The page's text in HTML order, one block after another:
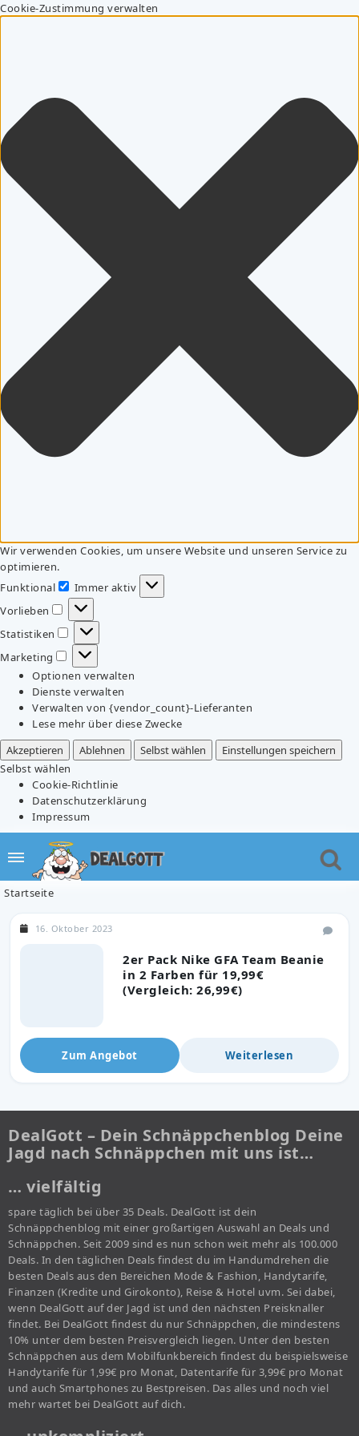
Cookie-Zustimmung verwalten
Wir verwenden Cookies, um unsere Website und unseren Service zu
optimieren.
Funktional
Funktional
Immer aktiv
Vorlieben
Vorlieben
Statistiken
Statistiken
Marketing
Marketing
Optionen verwalten
Dienste verwalten
Verwalten von {vendor_count}-Lieferanten
Lese mehr über diese Zwecke
Akzeptieren
Ablehnen Selbst wählen
Einstellungen speichern
Selbst wählen
Cookie-Richtlinie
Datenschutzerklärung
Impressum
Startseite
2er Pack Nike GFA Team Beanie
in 2 Farben für 19,99€
(Vergleich: 26,99€)
16. Oktober 2023
Zum Angebot Weiterlesen
DealGott – Dein Schnäppchenblog Deine
Jagd nach Schnäppchen mit uns ist…
… vielfältig
spare täglich bei über 35 Deals. DealGott ist dein
Schnäppchenblog mit einer großartigen Auswahl an Deals und
Schnäppchen. Seit 2009 sind es nun schon weit mehr als 100.000
Deals. In den täglichen Deals findest du im Handumdrehen die
besten Deals aus den Bereichen Mode & Fashion, Handytarife,
Finanzen (Kredite und Girokonto), Reise & Hotel uvm. Sei dabei,
wenn DealGott auf der Jagd ist und den nächsten Preisknaller
findet. Bei DealGott findest du nur Schnäppchen, die mindestens
10% unter dem besten Preisvergleich liegen. Unter den besten
Schnäppchen aus dem Mobilfunkbereich findest du beispielsweise
Handytarife für 1,99€ pro Monat, Datentarife für 3,99€ pro Monat
und auch Smartphones zu Bestpreisen. Das alles und noch viel
mehr wartet bei DealGott auf dich.